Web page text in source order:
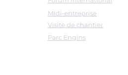
Midi-entreprise
Visite de chantier
Parc Engins